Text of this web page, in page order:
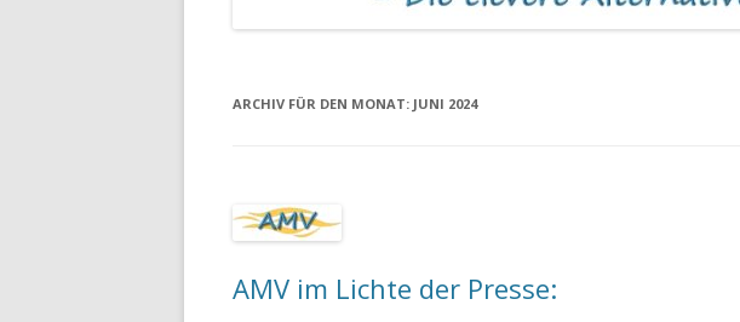
ARCHIV FÜR DEN MONAT: JUNI 2024
AMV im Lichte der Presse: